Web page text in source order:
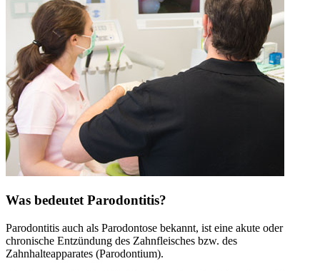
Was bedeutet Parodontitis?
Parodontitis auch als Parodontose bekannt, ist eine akute oder
chronische Entzündung des Zahnfleisches bzw. des
Zahnhalteapparates (Parodontium).